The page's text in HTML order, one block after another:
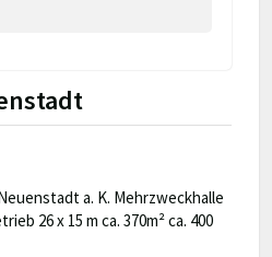
a. K. Mehrzweckhalle
26 x 15 m ca. 370m² ca. 400